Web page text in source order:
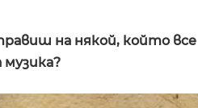
на някой, който все